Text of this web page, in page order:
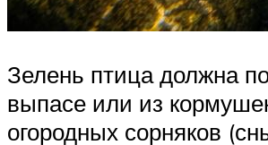
Зелень птица должна
выпасе или из
огородных сорняков